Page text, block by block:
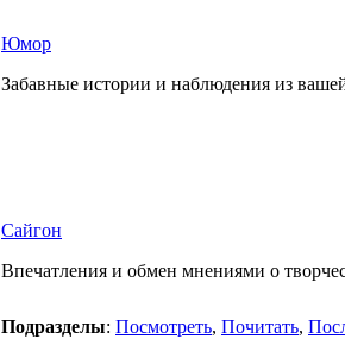
Юмор
Забавные истории и наблюдения из
Сайгон
Впечатления и обмен мнениями о
Подразделы: Посмотреть, Почитать,